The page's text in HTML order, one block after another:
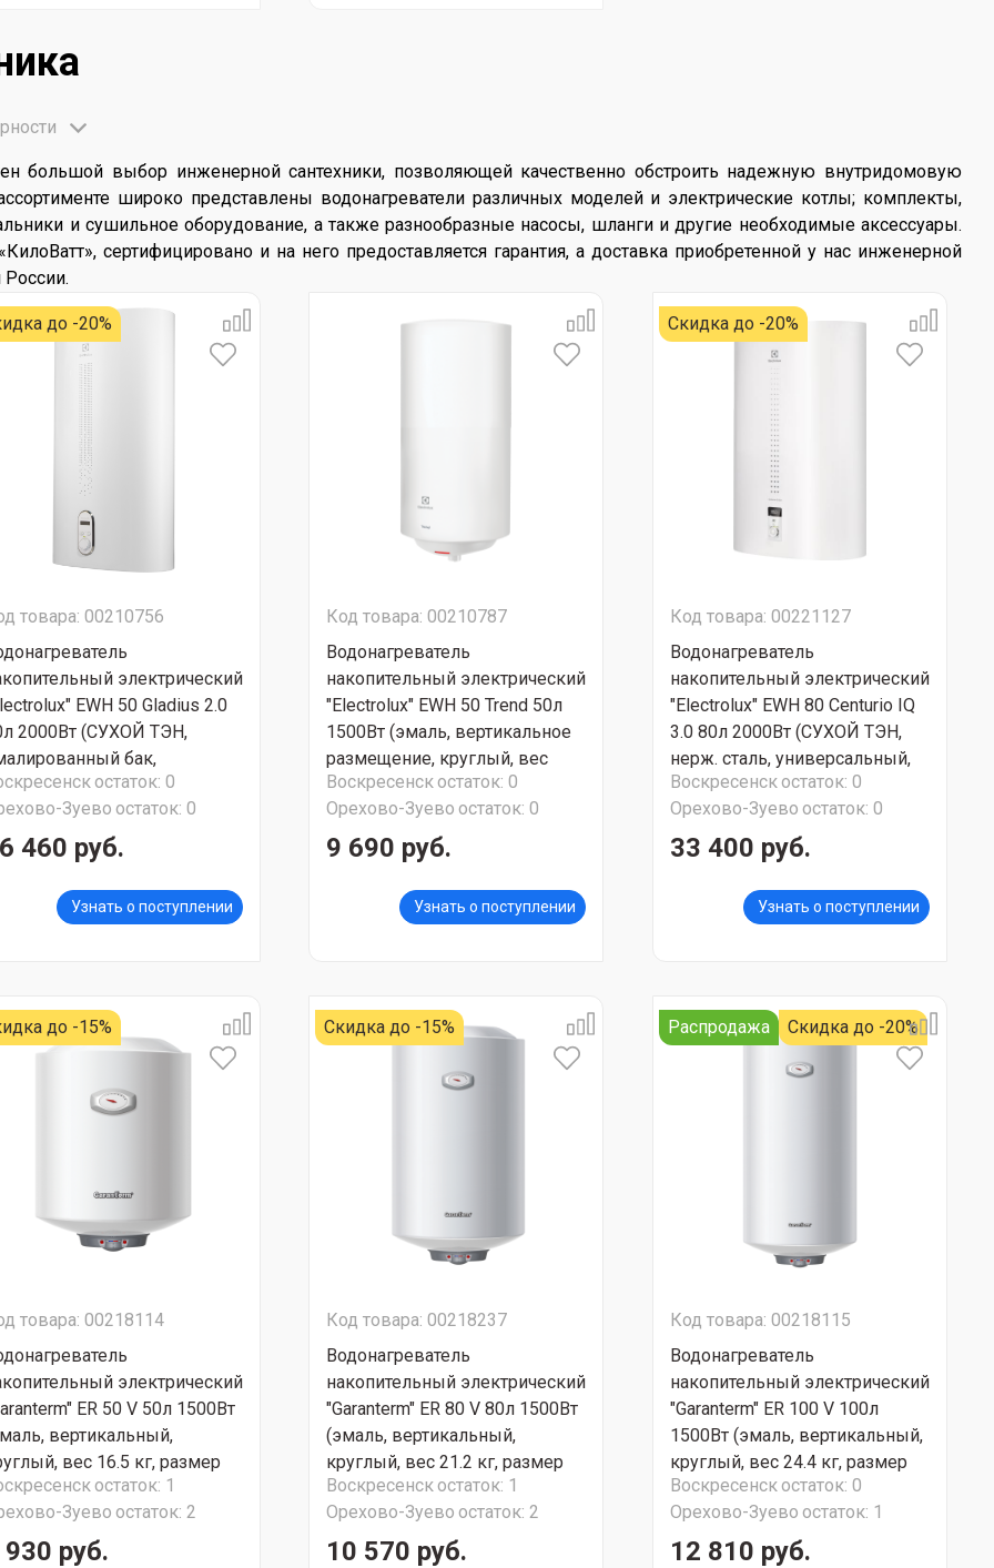
большой выбор инженерной сантехники, позволяющей качественно обстроить надежную внутридомовую
широко представлены водонагреватели различных моделей и электрические котлы; комплекты,
и сушильное оборудование, а также разнообразные насосы, шланги и другие необходимые аксессуары.
сертифицировано и на него предоставляется гарантия, а доставка приобретенной у нас инженерной
России.
до -20%
товара: 00210756
электрический
EWH 50 Gladius 2.0
2000Вт (СУХОЙ ТЭН,
бак,
размещение,
вес 21.5 кг, размер
СУПЕР АКЦИЯ!!!
остаток: 0
Зуево остаток: 0
460 руб.
Узнать о поступлении
Код товара: 00210787
Водонагреватель
накопительный электрический
"Electrolux" EWH 50 Trend 50л
1500Вт (эмаль, вертикальное
размещение, круглый, вес
17,5кг, размер 726*385*403)
СТОП ЦЕНА
Воскресенскостаток: 0
Орехово-Зуево остаток: 0
9 690 руб.
Узнать о поступлении
Скидка до -20%
Код товара: 00221127
Водонагреватель
накопительный электрический
"Electrolux" EWH 80 Centurio IQ
3.0 80л 2000Вт (СУХОЙ ТЭН,
нерж. сталь, универсальный,
плоский, вес 21.1 кг, размер
890x555x350) СУПЕР АКЦИЯ!!!
Воскресенскостаток: 0
Орехово-Зуево остаток: 0
33 400 руб.
Узнать о поступлении
до -15%
товара: 00218114
электрический
ER 50 V 50л 1500Вт
вертикальный,
вес 16.5 кг, размер
СУПЕР АКЦИЯ!!!
остаток: 1
Зуево остаток: 2
930 руб.
Скидка до -15%
Код товара: 00218237
Водонагреватель
накопительный электрический
"Garanterm" ER 80 V 80л 1500Вт
(эмаль, вертикальный,
круглый, вес 21.2 кг, размер
751x459x445) СУПЕР АКЦИЯ!!!
Воскресенскостаток: 1
Орехово-Зуево остаток: 2
10 570 руб.
Распродажа Скидка до -20%
Код товара: 00218115
Водонагреватель
накопительный электрический
"Garanterm" ER 100 V 100л
1500Вт (эмаль, вертикальный,
круглый, вес 24.4 кг, размер
903x459x445) СУПЕР АКЦИЯ!!!
Воскресенскостаток: 0
Орехово-Зуево остаток: 1
12 810 руб.